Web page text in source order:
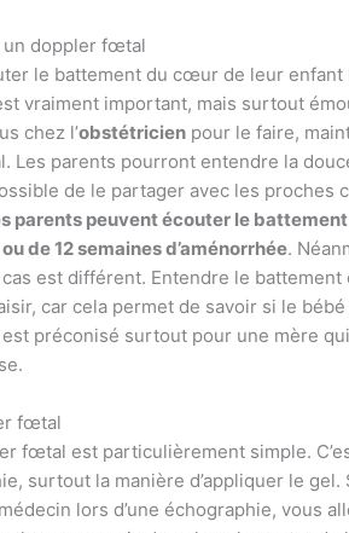
un doppler fœtal
le battement du cœur de leur enfant
vraiment important, mais surtout
chez l’obstétricien pour le faire,
Les parents pourront entendre la
de le partager avec les proches
parents peuvent écouter le
de 12 semaines d’aménorrhée.
est différent. Entendre le
car cela permet de savoir si le
est préconisé surtout pour une mère
fœtal
fœtal est particulièrement simple.
surtout la manière d’appliquer le
lors d’une échographie, vous